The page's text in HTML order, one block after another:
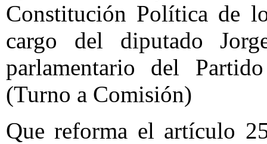
Constitución Política de
cargo del diputado
parlamentario del
(Turno a Comisión)
Que reforma el artículo